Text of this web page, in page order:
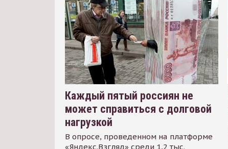
Каждый пятый россиян не
может справиться с долговой
нагрузкой
В опросе, проведенном на платформе
«Яндекс.Взгляд» среди 1,2 тыс.